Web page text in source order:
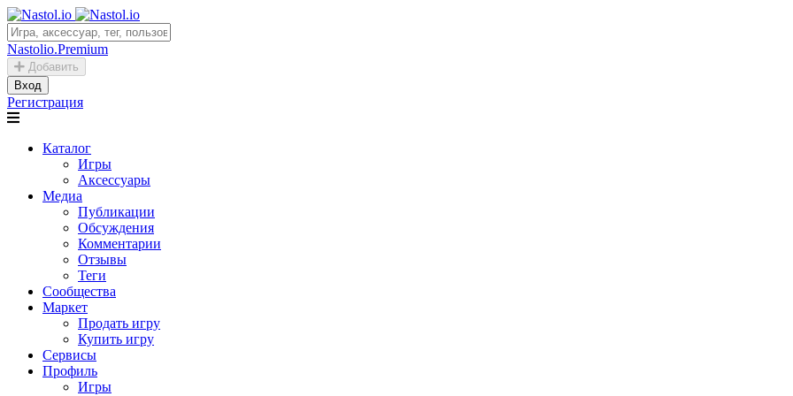
Nastolio.Premium
Добавить
Вход
Регистрация
Каталог
Игры
Аксессуары
Медиа
Публикации
Обсуждения
Комментарии
Отзывы
Теги
Сообщества
Маркет
Продать игру
Купить игру
Сервисы
Профиль
Игры